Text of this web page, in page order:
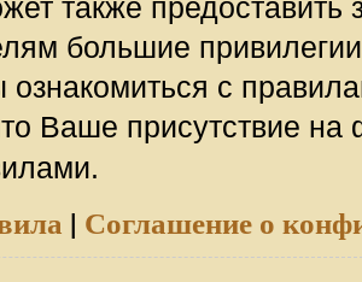
также предоставить
большие
с
Ваше присутствие на
| Соглашение о